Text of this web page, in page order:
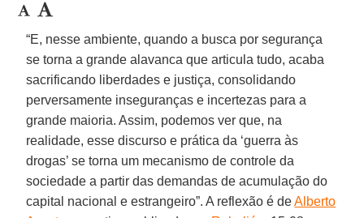
“E, nesse ambiente, quando a busca por segurança
se torna a grande alavanca que articula tudo, acaba
sacrificando liberdades e justiça, consolidando
perversamente inseguranças e incertezas para a
grande maioria. Assim, podemos ver que, na
realidade, esse discurso e prática da ‘guerra às
drogas’ se torna um mecanismo de controle da
sociedade a partir das demandas de acumulação do
capital nacional e estrangeiro”. A reflexão é deAlberto